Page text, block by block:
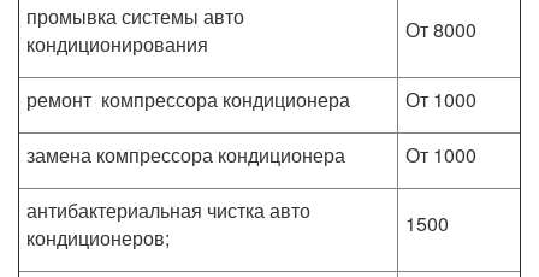
промывка системы авто
кондиционирования
От 8000
ремонт компрессора кондиционера
От 1000
замена компрессора кондиционера
От 1000
антибактериальная чистка авто
кондиционеров;
1500